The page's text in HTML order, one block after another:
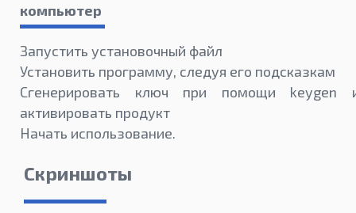
компьютер
Запустить установочный файл
Установить программу, следуя его подсказкам
Сгенерировать ключ при помощи keygen
активировать продукт
Начать использование.
Скриншоты